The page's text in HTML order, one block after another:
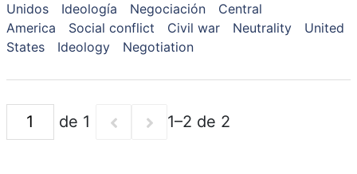
Unidos
Ideología Negociación
Central
America
Social conflict Civil war Neutrality
United
States
Ideology Negotiation
de 1 1–2 de 2